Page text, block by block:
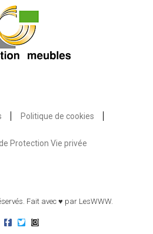
Politique de cookies
Protection Vie privée
Fait avec ♥ par LesWWW.